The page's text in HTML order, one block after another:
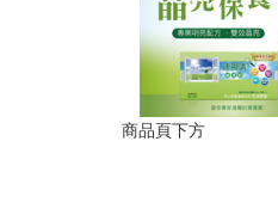
商品頁下方